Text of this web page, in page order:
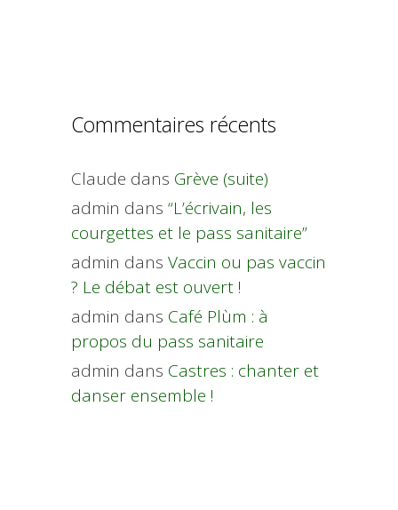
Commentaires récents
Claude dans Grève (suite)
admin dans “L’écrivain, les
courgettes et le pass sanitaire”
admin dans Vaccin ou pas vaccin
? Le débat est ouvert !
admin dans Café Plùm : à
propos du pass sanitaire
admin dans Castres : chanter et
danser ensemble !